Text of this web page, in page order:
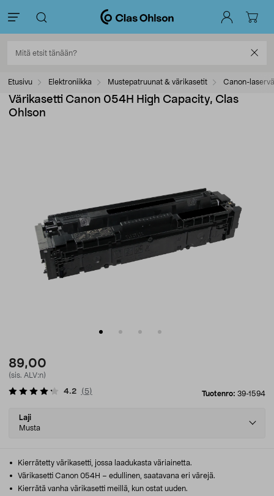
Etusivu Elektroniikka Mustepatruunat & värikasetit Canon-
Värikasetti Canon 054H High Capacity, Clas
Ohlson
89,00
(sis. ALV:n)
Tuotenro: 39-1594
4.2 ( 5)
Select
variant
Laji
Musta
Kierrätetty värikasetti, jossa laadukasta väriainetta.
Värikasetti Canon 054H – edullinen, saatavana eri värejä.
Kierrätä vanha värikasetti meillä, kun ostat uuden.